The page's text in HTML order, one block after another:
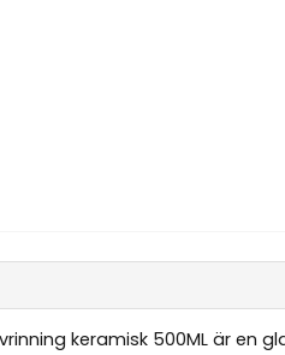
keramisk 500ML är en